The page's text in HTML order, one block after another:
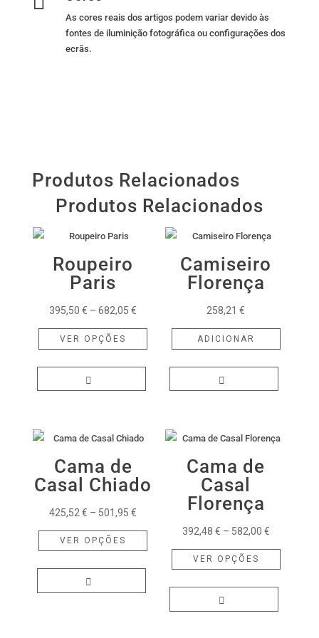
As cores reais dos artigos podem variar devido às
fontes de iluminição fotográfica ou configurações dos
ecrãs.
Produtos Relacionados
Produtos Relacionados
Roupeiro
Paris
395,50€ – 682,05€
range:
395,50 €
through
VER OPÇÕES
This
product
options
chosen
the
product
Camiseiro
Florença
258,21€
ADICIONAR
Cama de
Casal Chiado
425,52€ – 501,95€
range:
425,52 €
through
501,95 €
VER OPÇÕES
This
product
multiple
Cama de
Casal
Florença
392,48 € – 582,00 €Price
range:
392,48 €
through
VER OPÇÕES
This
product